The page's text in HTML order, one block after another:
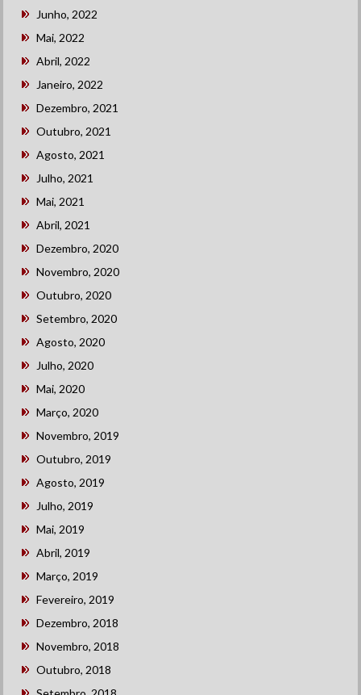
Junho, 2022
Mai, 2022
Abril, 2022
Janeiro, 2022
Dezembro, 2021
Outubro, 2021
Agosto, 2021
Julho, 2021
Mai, 2021
Abril, 2021
Dezembro, 2020
Novembro, 2020
Outubro, 2020
Setembro, 2020
Agosto, 2020
Julho, 2020
Mai, 2020
Março, 2020
Novembro, 2019
Outubro, 2019
Agosto, 2019
Julho, 2019
Mai, 2019
Abril, 2019
Março, 2019
Fevereiro, 2019
Dezembro, 2018
Novembro, 2018
Outubro, 2018